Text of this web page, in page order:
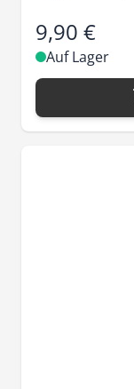
9,90 €
Auf Lager